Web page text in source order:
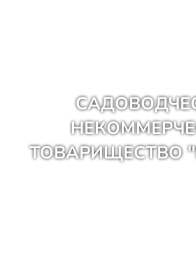
ТОВАРИЩЕСТВО